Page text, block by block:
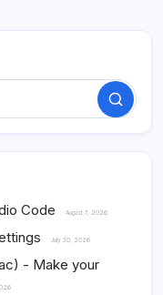
Search
Code August 7, 2026
July 30, 2026
- Make your